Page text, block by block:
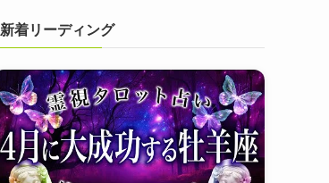
新着リーディング